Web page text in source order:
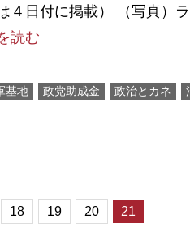
４日付に掲載） （写真）
読む
基地 政党助成金 政治とカネ
18 19 20 21